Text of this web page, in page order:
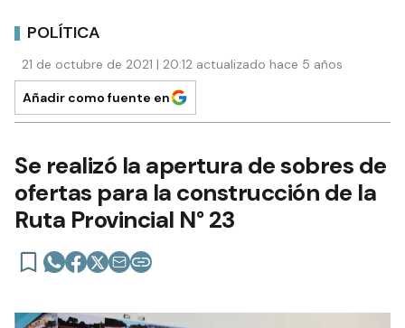
POLÍTICA
21 de octubre de 2021 | 20:12 actualizado hace 5 años
Añadir como fuente en
Se realizó la apertura de sobres de
ofertas para la construcción de la
Ruta Provincial N° 23